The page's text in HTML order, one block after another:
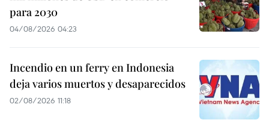
para 2030
04/08/2026 04:23
Incendio en un ferry en Indonesia
deja varios muertos y desaparecidos
02/08/2026 11:18